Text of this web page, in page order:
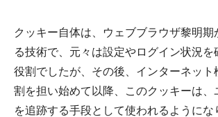
クッキー自体は、ウェブブラウザ黎明期
る技術で、元々は設定やログイン状況を
役割でしたが、その後、インターネット
割を担い始めて以降、このクッキーは、
を追跡する手段として使われるようにな